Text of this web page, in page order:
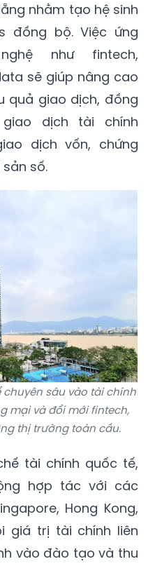
nhằm tạo hệ sinh
đồng bộ. Việc ứng
như fintech,
sẽ giúp nâng cao
quả giao dịch, đồng
dịch tài chính
dịch vốn, chứng
số.
chuyên sâu vào tài chính
mại và đổi mới fintech,
thị trường toàn cầu.
tài chính quốc tế,
hợp tác với các
Hong Kong,
giá trị tài chính liên
vào đào tạo và thu